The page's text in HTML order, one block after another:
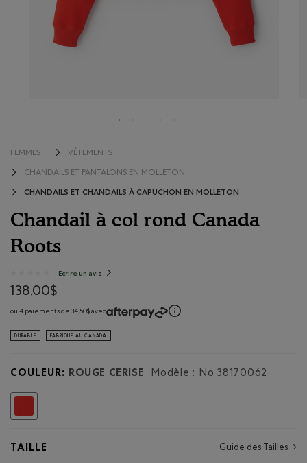
FEMMES VÊTEMENTS
CHANDAILS ET PANTALONS EN MOLLETON
CHANDAILS ET CHANDAILS À CAPUCHON EN MOLLETON
Chandail à col rond Canada
Roots
3,2 sur 5 évaluations de consommateurs
note
Chandail
col
Roots
Écrire un avis
d'une
boîte
dialogue.
138,00$
ou 4 paiements de 34,50$ avec
DURABLE FABRIQUÉ AU CANADA
COULEUR: ROUGE CERISE Modèle : No38170062
TAILLE Guide des Tailles